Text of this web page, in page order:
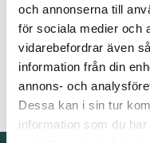
och annonserna till
för sociala medier och
vidarebefordrar även
information från din
annons- och
Dessa kan i sin tur
information som du
Som person ser vi att du
initiativtagande, med en
flytande i svenska, både
kunskaper i det engelska